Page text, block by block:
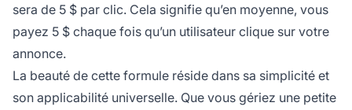
sera de 5 $ par clic. Cela signifie qu’en moyenne, vous
payez 5 $ chaque fois qu’un utilisateur clique sur votre
annonce.
La beauté de cette formule réside dans sa simplicité et
son applicabilité universelle. Que vous gériez une petite